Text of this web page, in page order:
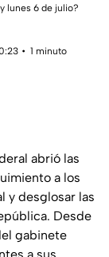
lunes 6 de julio?
1 minuto
abrió las
a los
y desglosar las
Desde
gabinete